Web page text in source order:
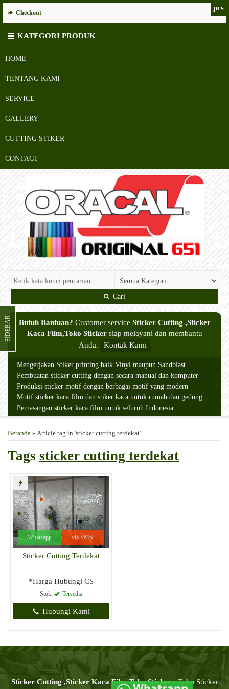
HOME
TENTANG KAMI
SERVICE
GALLERY
CUTTING STIKER
CONTACT
Cari
Butuh Bantuan? Customer service Sticker Cutting ,Sticker
Kaca Film,Toko Stickersiap melayani dan membantu
Anda.
Kontak Kami
Mengerjakan Stiker printing baik Vinyl maupun Sandblast
Pembuatan sticker cutting dengan secara manual dan komputer
Produksi sticker motif dengan berbagai motif yang modern
Motif sticker kaca film dan stiker kaca untuk rumah dan gedung
Pemasangan sticker kaca film untuk seluruh Indonesia
Beranda » Article tag in 'sticker cutting terdekat'
Tags sticker cutting terdekat
Whatsapp via SMS
Sticker Cutting Terdekat
*Harga Hubungi CS
Stok: Tersedia
Hubungi Kami
pcs
Checkout
KATEGORI PRODUK
SIDEBAR
Sticker Cutting ,Sticker Kaca Film,Toko Sticker- Toko Sticker